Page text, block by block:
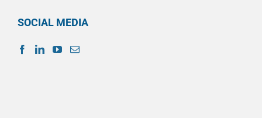
SOCIAL MEDIA